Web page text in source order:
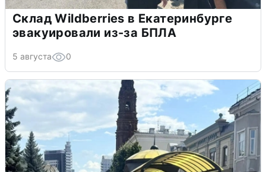
Склад Wildberries в Екатеринбурге
эвакуировали из-за БПЛА
5 августа 0